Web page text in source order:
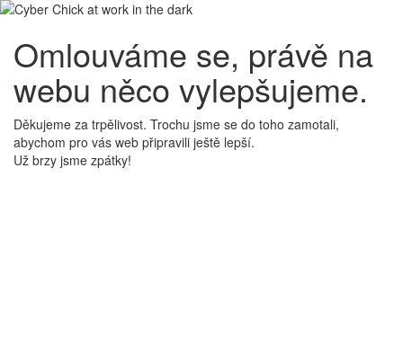
Omlouváme se, právě na
webu něco vylepšujeme.
Děkujeme za trpělivost. Trochu jsme se do toho zamotali,
abychom pro vás web připravili ještě lepší.
Už brzy jsme zpátky!